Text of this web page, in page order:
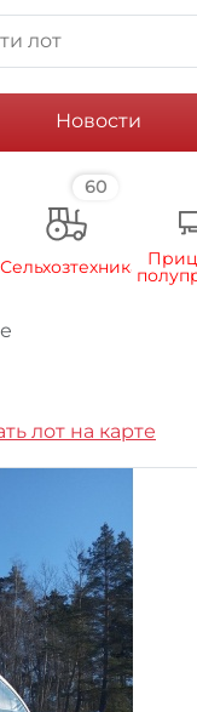
Новости
60
Сельхозтехника
лот на карте